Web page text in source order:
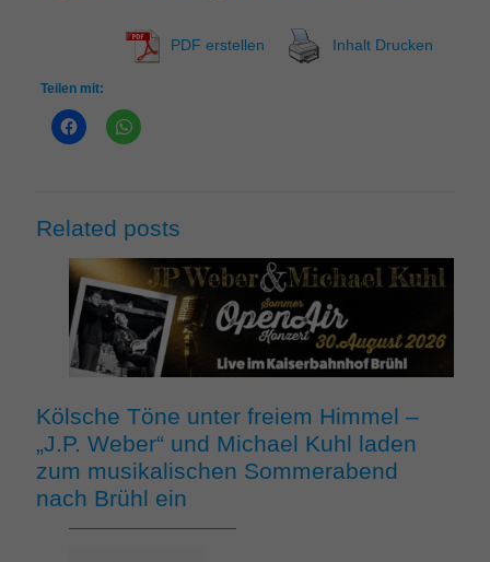
PDF erstellen Inhalt Drucken
Teilen mit:
Related posts
Kölsche Töne unter freiem Himmel –
„J.P. Weber“ und Michael Kuhl laden
zum musikalischen Sommerabend
nach Brühl ein